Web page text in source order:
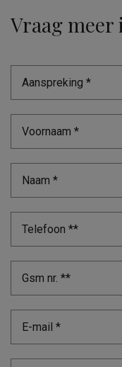
Vraag meer
Aanspreking *